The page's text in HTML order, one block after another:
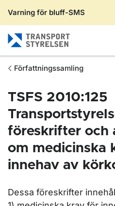
Varning för bluff-SMS
Författningssamling
TSFS 2010:125
föreskrifter och
om medicinska
innehav av
Dessa föreskrifter